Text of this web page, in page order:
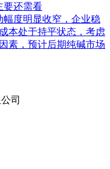
要还需看
度明显收窄，企业稳
本处于持平状态，考虑
素，预计后期纯碱市场
司